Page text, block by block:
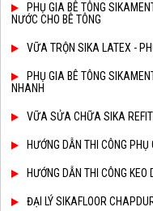
PHỤ GIA BÊ TÔNG
NƯỚC CHO BÊ TÔNG
VỮA TRỘN SIKA LATEX -
PHỤ GIA BÊ TÔNG
NHANH
VỮA SỬA CHỮA SIKA
HƯỚNG DẪN THI CÔNG
HƯỚNG DẪN THI CÔNG
ĐẠI LÝ SIKAFLOOR